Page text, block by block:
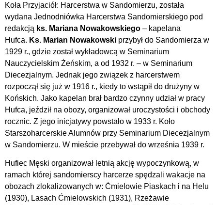
Koła Przyjaciół: Harcerstwa w Sandomierzu, została
wydana Jednodniówka Harcerstwa Sandomierskiego pod
redakcją ks. Mariana Nowakowskiego – kapelana
Hufca. Ks. Marian Nowakowski przybył do Sandomierza w
1929 r., gdzie został wykładowcą w Seminarium
Nauczycielskim Żeńskim, a od 1932 r. – w Seminarium
Diecezjalnym. Jednak jego związek z harcerstwem
rozpoczął się już w 1916 r., kiedy to wstąpił do drużyny w
Końskich. Jako kapelan brał bardzo czynny udział w pracy
Hufca, jeździł na obozy, organizował uroczystości i obchody
rocznic. Z jego inicjatywy powstało w 1933 r. Koło
Starszoharcerskie Alumnów przy Seminarium Diecezjalnym
w Sandomierzu. W mieście przebywał do września 1939 r.
Hufiec Męski organizował letnią akcję wypoczynkową, w
ramach której sandomierscy harcerze spędzali wakacje na
obozach zlokalizowanych w: Ćmielowie Piaskach i na Helu
(1930), Lasach Ćmielowskich (1931), Rzeżawie